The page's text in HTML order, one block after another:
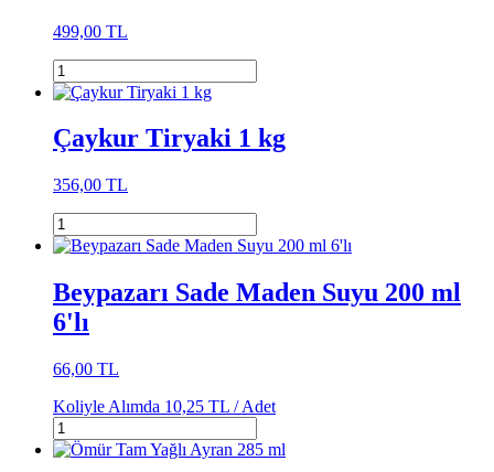
499,00 TL
Çaykur Tiryaki 1 kg
356,00 TL
Beypazarı Sade Maden Suyu 200 ml
6'lı
66,00 TL
Koliyle Alımda 10,25 TL /Adet